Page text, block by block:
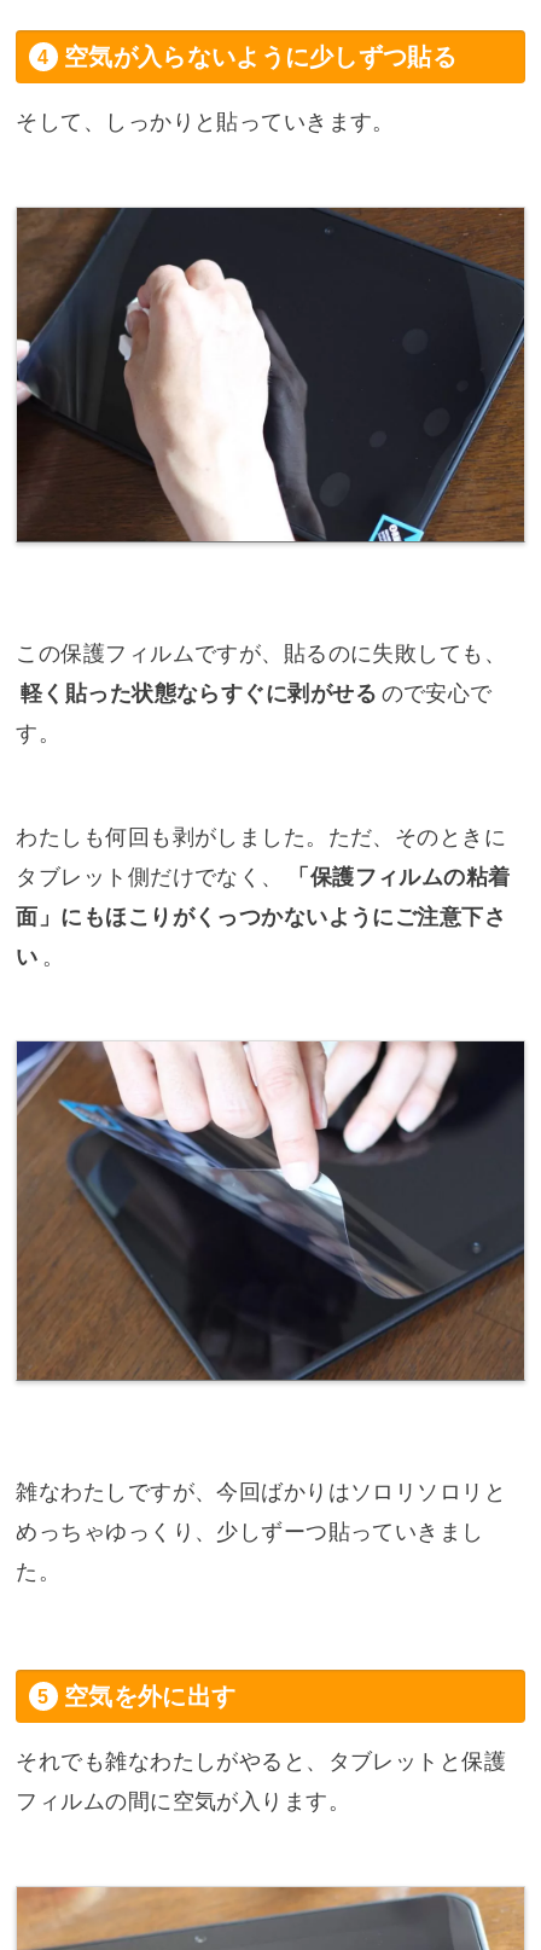
空気が入らないように少しずつ貼る
そして、しっかりと貼っていきます。
この保護フィルムですが、貼るのに失敗しても、
軽く貼った状態ならすぐに剥がせる ので安心で
す。
わたしも何回も剥がしました。ただ、そのときに
タブレット側だけでなく、
「保護フィルムの粘着
面」にもほこりがくっつかないようにご注意下さ
い 。
雑なわたしですが、今回ばかりはソロリソロリと
めっちゃゆっくり、少しずーつ貼っていきまし
た。
空気を外に出す
それでも雑なわたしがやると、タブレットと保護
フィルムの間に空気が入ります。